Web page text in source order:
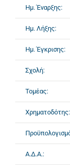
Ημ. Έναρξης:
Ημ. Λήξης:
Ημ. Έγκρισης:
Σχολή:
Τομέας:
Χρηματοδότης:
Α.Δ.Α.: